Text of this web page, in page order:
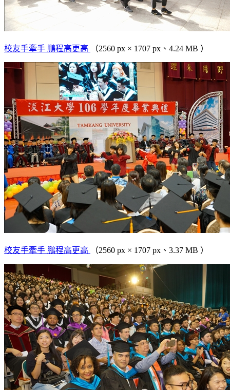
校友手牽手 鵬程高更高 （2560 px × 1707 px、4.24 MB ）
校友手牽手 鵬程高更高 （2560 px × 1707 px、3.37 MB ）